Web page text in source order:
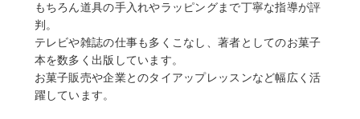
もちろん道具の手入れやラッピングまで丁寧な指導が評
判。
テレビや雑誌の仕事も多くこなし、著者としてのお菓子
本を数多く出版しています。
お菓子販売や企業とのタイアップレッスンなど幅広く活
躍しています。